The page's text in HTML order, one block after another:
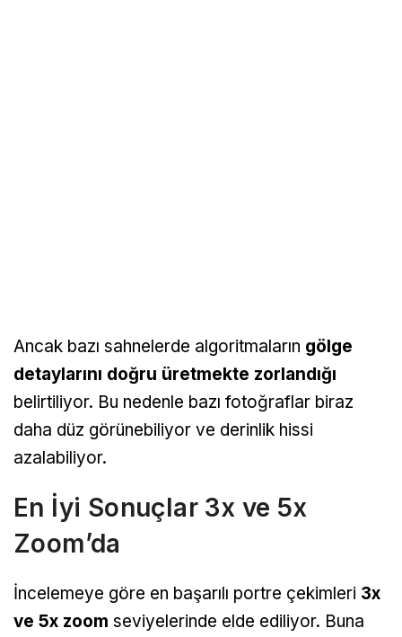
Ancak bazı sahnelerde algoritmaların gölge
detaylarını doğru üretmekte zorlandığı
belirtiliyor. Bu nedenle bazı fotoğraflar biraz
daha düz görünebiliyor ve derinlik hissi
azalabiliyor.
En İyi Sonuçlar 3x ve 5x
Zoom’da
İncelemeye göre en başarılı portre çekimleri 3x
ve 5x zoom seviyelerinde elde ediliyor. Buna